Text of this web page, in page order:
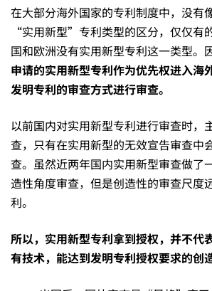
专
利，
你
真
的
做
在大部分海外国家的专利制度中，没
“实用新型”专利类型的区分，仅仅有
国和欧洲没有实用新型专利这一类型。
申请的实用新型专利作为优先权进入海
发明专利的审查方式进行审查。
以前国内对实用新型专利进行审查时，
查，只有在实用新型的无效宣告审查中
查。虽然近两年国内实用新型审查做了
造性角度审查，但是创造性的审查尺度
利。
所以，实用新型专利拿到授权，并不代
有技术，能达到发明专利授权要求的创